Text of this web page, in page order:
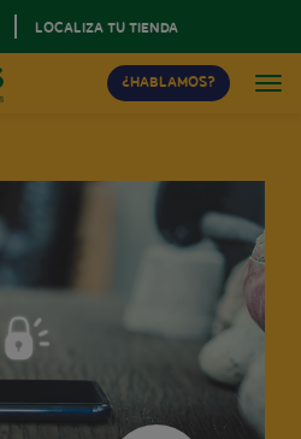
LOCALIZA TU TIENDA
¿HABLAMOS?